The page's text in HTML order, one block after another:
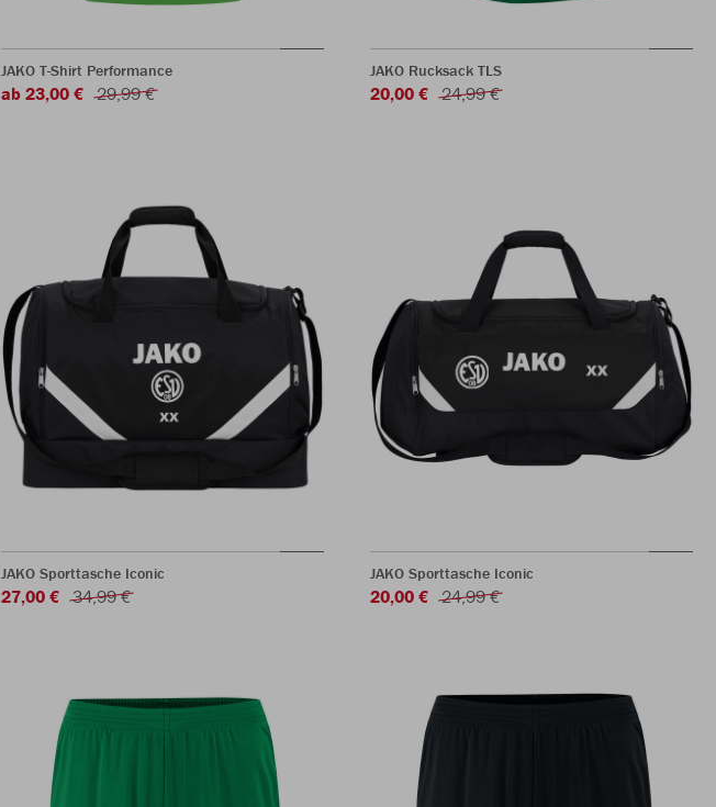
JAKO T-Shirt Performance
ab 23,00 € 29,99 €
JAKO Rucksack TLS
20,00 € 24,99 €
JAKO Sporttasche Iconic
27,00 € 34,99 €
JAKO Sporttasche Iconic
20,00 € 24,99 €